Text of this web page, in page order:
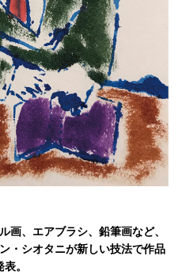
画、エアブラシ、鉛筆画など、
・シオタニが新しい技法で作品
。